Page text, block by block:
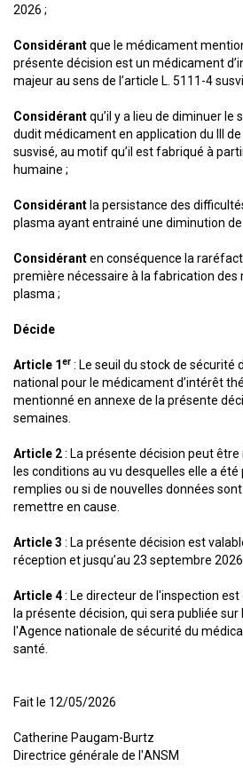
2026 ;
Considérantque le médicament
présente décision est un médicament
majeur au sens de l’article L. 5111-4
Considérantqu’il y a lieu de diminuer le
dudit médicament en application du III de
susvisé, au motif qu’il est fabriqué à
humaine ;
Considérant la persistance des
plasma ayant entrainé une diminution
Considéranten conséquence la
première nécessaire à la fabrication des
plasma ;
Décide
Article 1er : Le seuil du stock de sécurité
national pour le médicament d’intérêt
mentionné en annexe de la présente
semaines.
Article 2: La présente décision peut
les conditions au vu desquelles elle a été
remplies ou si de nouvelles données
remettre en cause.
Article 3 : La présente décision est
réception et jusqu’au 23 septembre 2026.
Article 4: Le directeur de l'inspection
la présente décision, qui sera publiée
l'Agence nationale de sécurité du
santé.
Fait le 12/05/2026
Catherine Paugam-Burtz
Directrice générale de l'ANSM